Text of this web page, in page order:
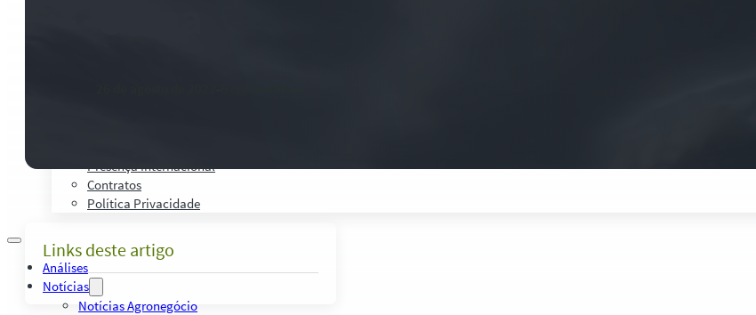
Presença Internacional
Contratos
Política Privacidade
Análises
Notícias
Notícias Agronegócio
Links deste artigo